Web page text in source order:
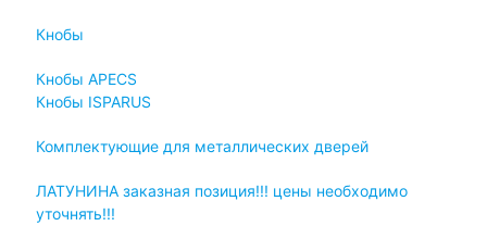
Кнобы
Кнобы APECS
Кнобы ISPARUS
Комплектующие для металлических дверей
ЛАТУНИНА заказная позиция!!! цены необходимо
уточнять!!!